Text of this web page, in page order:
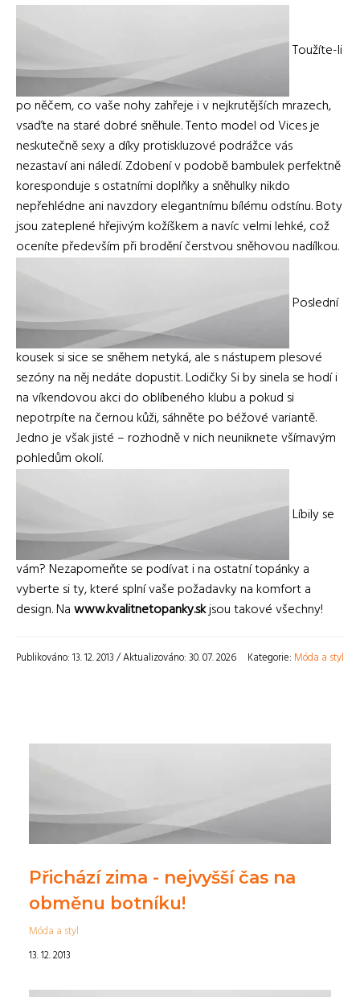
Toužíte-li
po něčem, co vaše nohy zahřeje i v nejkrutějších mrazech,
vsaďte na staré dobré sněhule. Tento model od Vices je
neskutečně sexy a díky protiskluzové podrážce vás
nezastaví ani náledí. Zdobení v podobě bambulek perfektně
koresponduje s ostatními doplňky a sněhulky nikdo
nepřehlédne ani navzdory elegantnímu bílému odstínu. Boty
jsou zateplené hřejivým kožíškem a navíc velmi lehké, což
oceníte především při brodění čerstvou sněhovou nadílkou.
Poslední
kousek si sice se sněhem netyká, ale s nástupem plesové
sezóny na něj nedáte dopustit. Lodičky Si by sinela se hodí i
na víkendovou akci do oblíbeného klubu a pokud si
nepotrpíte na černou kůži, sáhněte po béžové variantě.
Jedno je však jisté – rozhodně v nich neuniknete všímavým
pohledům okolí.
Líbily se
vám? Nezapomeňte se podívat i na ostatní topánky a
vyberte si ty, které splní vaše požadavky na komfort a
design. Nawww.kvalitnetopanky.skjsou takové všechny!
Publikováno: 13. 12. 2013 / Aktualizováno: 30. 07. 2026 Kategorie: Móda a styl
Přichází zima - nejvyšší čas na
obměnu botníku!
Móda a styl
13. 12. 2013